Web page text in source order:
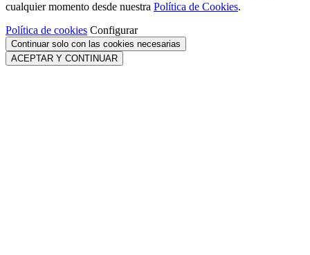
cualquier momento desde nuestra Política de Cookies.
Política de cookies Configurar
Continuar solo con las cookies necesarias
ACEPTAR Y CONTINUAR